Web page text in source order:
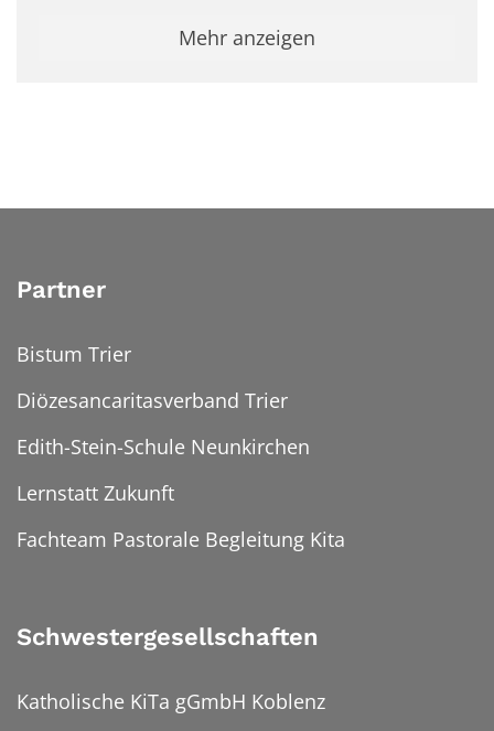
Mehr anzeigen
Partner
Bistum Trier
Diözesancaritasverband Trier
Edith-Stein-Schule Neunkirchen
Lernstatt Zukunft
Fachteam Pastorale Begleitung Kita
Schwestergesellschaften
Katholische KiTa gGmbH Koblenz